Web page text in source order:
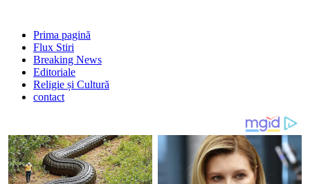
Prima pagină
Flux Stiri
Breaking News
Editoriale
Religie și Cultură
contact